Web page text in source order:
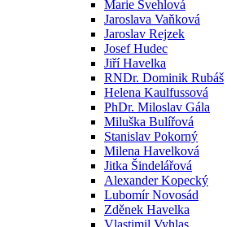
Marie Švehlová
Jaroslava Vaňková
Jaroslav Rejzek
Josef Hudec
Jiří Havelka
RNDr. Dominik Rubáš
Helena Kaulfussová
PhDr. Miloslav Gála
Miluška Bulířová
Stanislav Pokorný
Milena Havelková
Jitka Šindelářová
Alexander Kopecký
Lubomír Novosád
Zděnek Havelka
Vlastimil Vyhlas